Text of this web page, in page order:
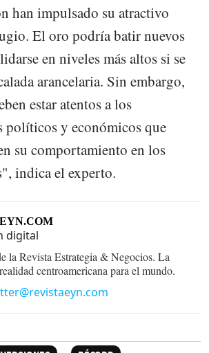
han impulsado su atractivo
El oro podría batir nuevos
en niveles más altos si se
arancelaria. Sin embargo,
estar atentos a los
políticos y económicos que
su comportamiento en los
indica el experto.
digital
la Revista Estrategia & Negocios. La
centroamericana para el mundo.